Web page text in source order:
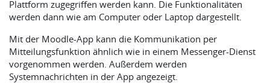
Plattform zugegriffen werden kann. Die Funktionalitäten
werden dann wie am Computer oder Laptop dargestellt.
Mit der Moodle-App kann die Kommunikation per
Mitteilungsfunktion ähnlich wie in einem Messenger-Dienst
vorgenommen werden. Außerdem werden
Systemnachrichten in der App angezeigt.